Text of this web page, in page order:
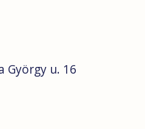
György u. 16